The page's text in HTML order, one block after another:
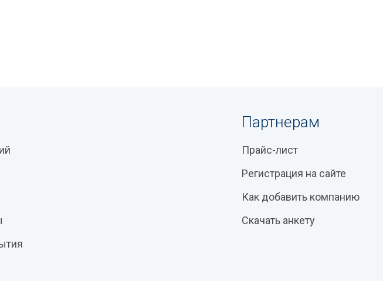
Партнерам
Прайс-лист
Регистрация на сайте
Как добавить компанию
Скачать анкету